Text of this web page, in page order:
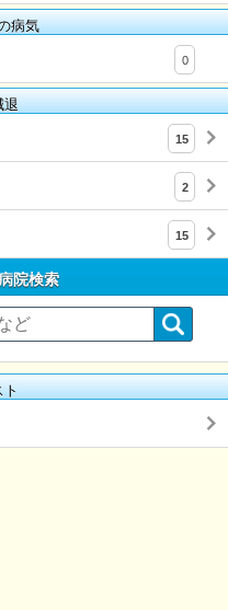
病気
0
退
15
2
15
院検索
ト